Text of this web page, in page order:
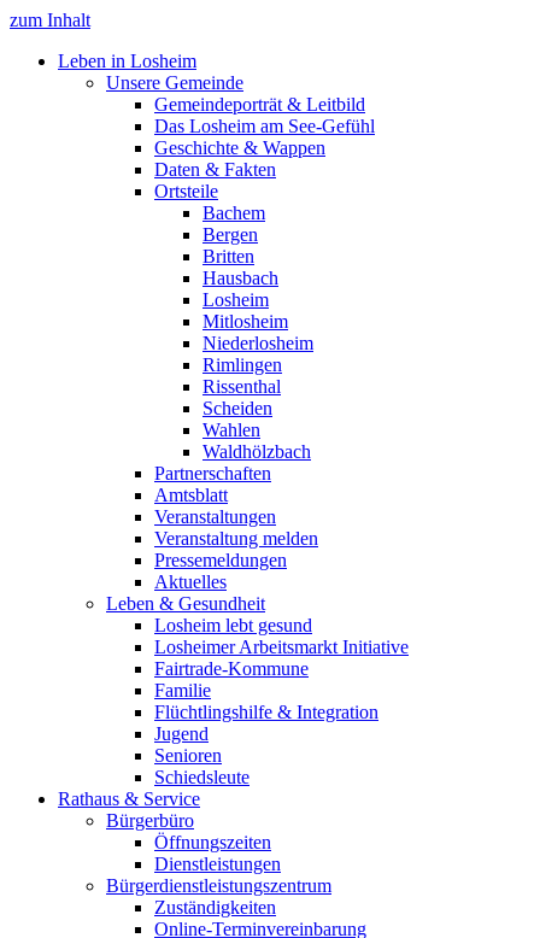
zum Inhalt
Leben in Losheim
Unsere Gemeinde
Gemeindeporträt & Leitbild
Das Losheim am See-Gefühl
Geschichte & Wappen
Daten & Fakten
Ortsteile
Bachem
Bergen
Britten
Hausbach
Losheim
Mitlosheim
Niederlosheim
Rimlingen
Rissenthal
Scheiden
Wahlen
Waldhölzbach
Partnerschaften
Amtsblatt
Veranstaltungen
Veranstaltung melden
Pressemeldungen
Aktuelles
Leben & Gesundheit
Losheim lebt gesund
Losheimer Arbeitsmarkt Initiative
Fairtrade-Kommune
Familie
Flüchtlingshilfe & Integration
Jugend
Senioren
Schiedsleute
Rathaus & Service
Bürgerbüro
Öffnungszeiten
Dienstleistungen
Bürgerdienstleistungszentrum
Zuständigkeiten
Online-Terminvereinbarung